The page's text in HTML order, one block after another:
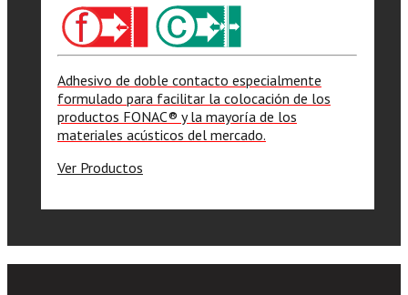
Adhesivo de doble contacto especialmente
formulado para facilitar la colocación de los
productos FONAC®️ y la mayoría de los
materiales acústicos del mercado.
Ver Productos